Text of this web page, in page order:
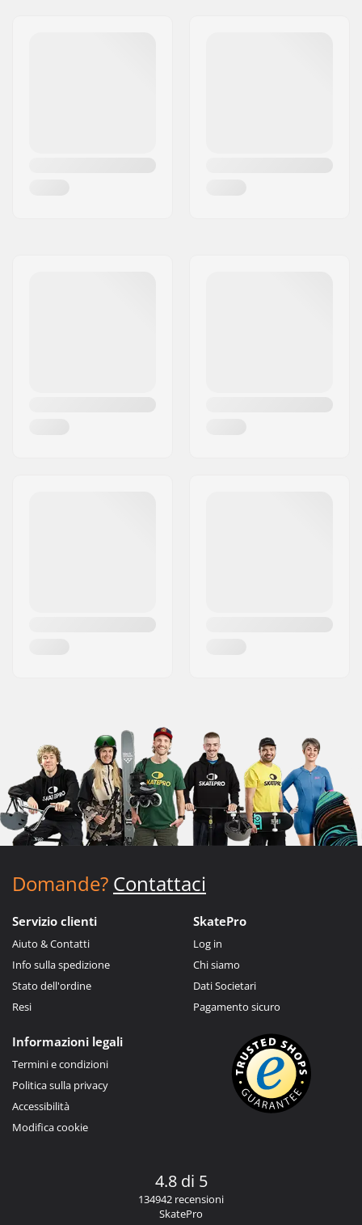
Domande? Contattaci
Servizio clienti
Aiuto & Contatti
Info sulla spedizione
Stato dell'ordine
Resi
SkatePro
Log in
Chi siamo
Dati Societari
Pagamento sicuro
Informazioni legali
Termini e condizioni
Politica sulla privacy
Accessibilità
Modifica cookie
4.8 di 5
134942 recensioni
SkatePro